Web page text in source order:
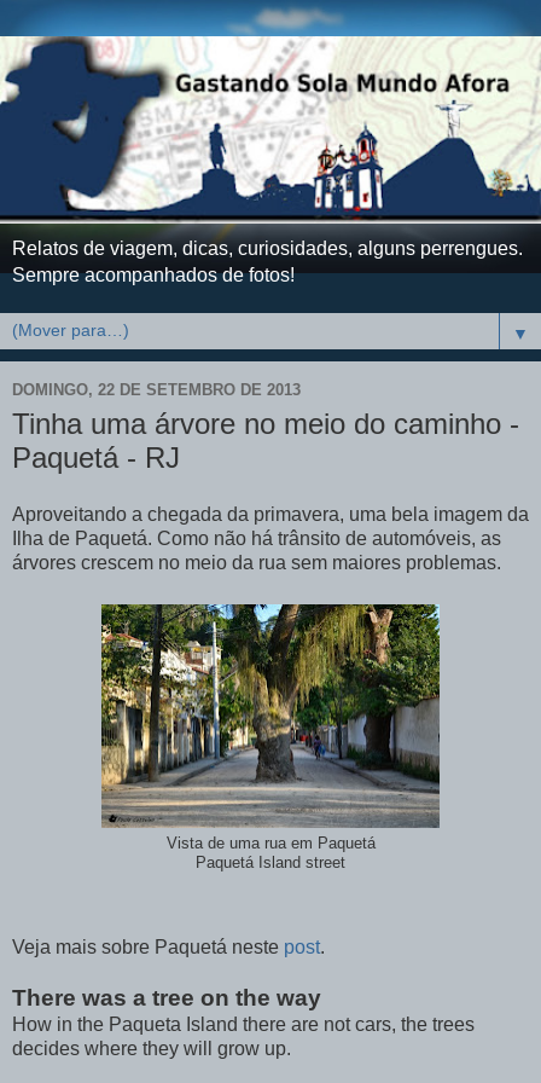
Relatos de viagem, dicas, curiosidades, alguns perrengues.
Sempre acompanhados de fotos!
▼
DOMINGO, 22 DE SETEMBRO DE 2013
Tinha uma árvore no meio do caminho -
Paquetá - RJ
Aproveitando a chegada da primavera, uma bela imagem da
Ilha de Paquetá. Como não há trânsito de automóveis, as
árvores crescem no meio da rua sem maiores problemas.
Vista de uma rua em Paquetá
Paquetá Island street
Veja mais sobre Paquetá neste post.
There was a tree on the way
How in the Paqueta Island there are not cars, the trees
decides where they will grow up.